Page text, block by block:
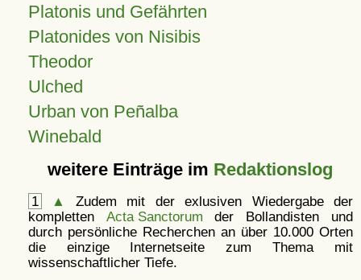
Platonis und Gefährten
Platonides von Nisibis
Theodor
Ulched
Urban von Peñalba
Winebald
weitere Einträge im Redaktionslog
1 ▲
Zudem mit der exlusiven Wiedergabe der
kompletten Acta Sanctorum der Bollandisten und
durch persönliche Recherchen an über 10.000 Orten
die einzige Internetseite zum Thema mit
wissenschaftlicher Tiefe.